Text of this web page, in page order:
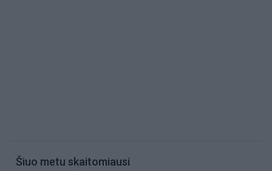
Šiuo metu skaitomiausi